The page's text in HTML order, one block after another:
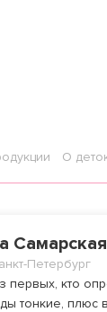
О
Самарская
Петербург
первых, кто
тонкие,